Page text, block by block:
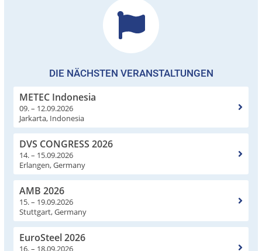
DIE NÄCHSTEN VERANSTALTUNGEN
METEC Indonesia
09. – 12.09.2026
Jarkarta, Indonesia
DVS CONGRESS 2026
14. – 15.09.2026
Erlangen, Germany
AMB 2026
15. – 19.09.2026
Stuttgart, Germany
EuroSteel 2026
16. – 18.09.2026